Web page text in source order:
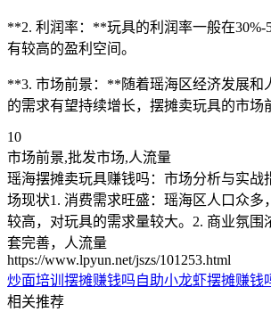
**2. 利润率：**玩具的利润率一般在30%-
有较高的盈利空间。
**3. 市场前景：**随着瑶海区经济发展和
的需求有望持续增长，摆摊卖玩具的市场
10
市场前景,批发市场,人流量
瑶海摆摊卖玩具赚钱吗：市场分析与实战
场现状1. 消费需求旺盛：瑶海区人口众多
较高，对玩具的需求量较大。2. 商业氛围
套完善，人流量
https://www.lpyun.net/jszs/101253.html
炒面培训摆摊赚钱吗自助小龙虾摆摊赚钱
相关推荐